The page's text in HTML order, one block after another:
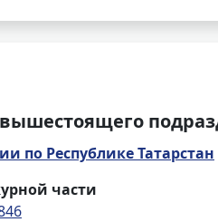
по Республике Татарстан
части